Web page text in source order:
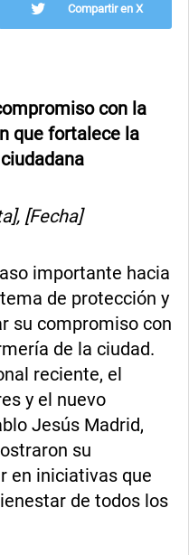
Compartir en X
con la
que fortalece la
[Fecha]
importante hacia
de protección y
su compromiso con
de la ciudad.
reciente, el
y el nuevo
Jesús Madrid,
su
en iniciativas que
de todos los